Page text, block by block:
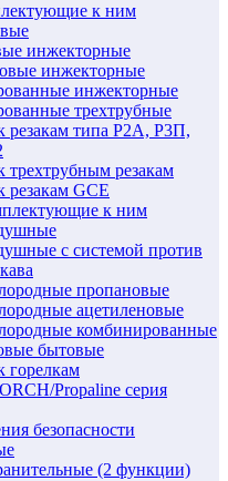
к ним
инжекторные
инжекторные
инжекторные
трехтрубные
резакам типа Р2А, Р3П,
трехтрубным резакам
резакам GCE
к ним
с системой против
пропановые
ацетиленовые
комбинированные
бытовые
горелкам
Propaline серия
безопасности
(2 функции)